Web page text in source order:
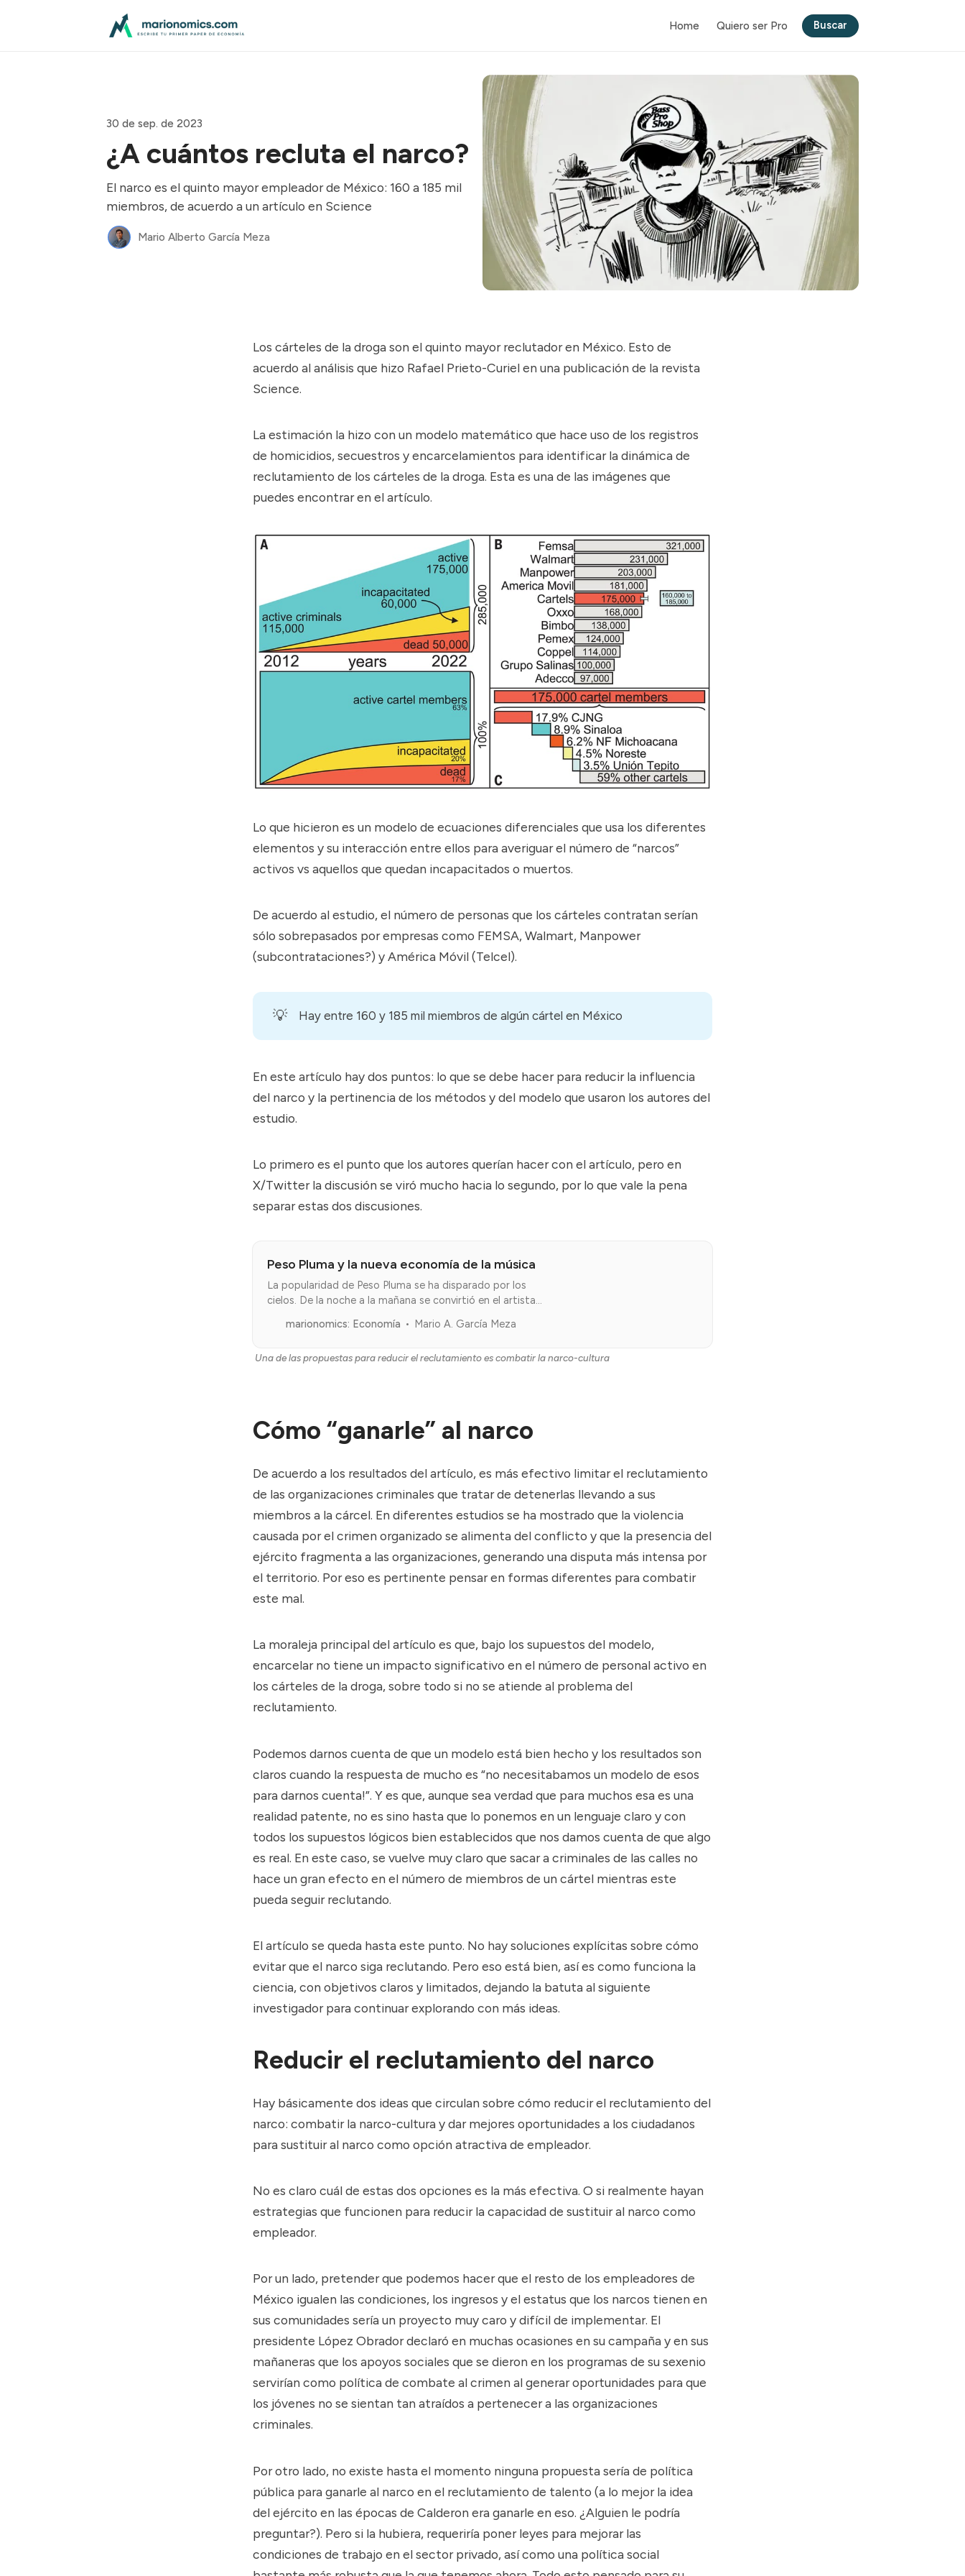
Home Quiero ser Pro Buscar
30 de sep. de 2023
¿A cuántos recluta el narco?
El narco es el quinto mayor empleador de México: 160 a 185 mil
miembros, de acuerdo a un artículo en Science
Mario Alberto García Meza
Los cárteles de la droga son el quinto mayor reclutador en México. Esto de
acuerdo alanálisis que hizo Rafael Prieto-Curielen una publicación de la revista
Science.
La estimación la hizo con un modelo matemático que hace uso de los registros
de homicidios, secuestros y encarcelamientos para identificar la dinámica de
reclutamiento de los cárteles de la droga. Esta es una de las imágenes que
puedes encontrar en el artículo.
Lo que hicieron es un modelo de ecuaciones diferenciales que usa los diferentes
elementos y su interacción entre ellos para averiguar el número de “narcos”
activos vs aquellos que quedan incapacitados o muertos.
De acuerdo al estudio, el número de personas que los cárteles contratan serían
sólo sobrepasados por empresas como FEMSA, Walmart, Manpower
(subcontrataciones?) y América Móvil (Telcel).
💡 Hay entre 160 y 185 mil miembros de algún cártel en México
En este artículo hay dos puntos: lo que se debe hacer para reducir la influencia
del narco y la pertinencia de los métodos y del modelo que usaron los autores del
estudio.
Lo primero es el punto que los autores querían hacer con el artículo, pero en
X/Twitter la discusión se viró mucho hacia lo segundo, por lo que vale la pena
separar estas dos discusiones.
Peso Pluma y la nueva economía de la música
La popularidad de Peso Pluma se ha disparado por los
cielos. De la noche a la mañana se convirtió en el artista
rápidamente a Bad Bunny. ¿Cuál es el secreto de su
recientes en la forma en
marionomics: Economía Mario A. García Meza
Una de las propuestas para reducir el reclutamiento es combatir la narco-cultura
Cómo “ganarle” al narco
De acuerdo a los resultados del artículo, es más efectivo limitar el reclutamiento
de las organizaciones criminales que tratar de detenerlas llevando a sus
miembros a la cárcel. En diferentes estudios se ha mostrado que la violencia
causada por el crimen organizado se alimenta del conflicto y que la presencia del
ejército fragmenta a las organizaciones, generando una disputa más intensa por
el territorio. Por eso es pertinente pensar en formas diferentes para combatir
este mal.
La moraleja principal del artículo es que, bajo los supuestos del modelo,
encarcelar no tiene un impacto significativo en el número de personal activo en
los cárteles de la droga, sobre todo si no se atiende al problema del
reclutamiento.
Podemos darnos cuenta de que un modelo está bien hecho y los resultados son
claros cuando la respuesta de mucho es “no necesitabamos un modelo de esos
para darnos cuenta!”. Y es que, aunque sea verdad que para muchos esa es una
realidad patente, no es sino hasta que lo ponemos en un lenguaje claro y con
todos los supuestos lógicos bien establecidos que nos damos cuenta de que algo
es real. En este caso, se vuelve muy claro que sacar a criminales de las calles no
hace un gran efecto en el número de miembros de un cártel mientras este
pueda seguir reclutando.
El artículo se queda hasta este punto. No hay soluciones explícitas sobre cómo
evitar que el narco siga reclutando. Pero eso está bien, así es como funciona la
ciencia, con objetivos claros y limitados, dejando la batuta al siguiente
investigador para continuar explorando con más ideas.
Reducir el reclutamiento del narco
Hay básicamente dos ideas que circulan sobre cómo reducir el reclutamiento del
narco: combatir la narco-cultura y dar mejores oportunidades a los ciudadanos
para sustituir al narco como opción atractiva de empleador.
No es claro cuál de estas dos opciones es la más efectiva. O si realmente hayan
estrategias que funcionen para reducir la capacidad de sustituir al narco como
empleador.
Por un lado, pretender que podemos hacer que el resto de los empleadores de
México igualen las condiciones, los ingresos y el estatus que los narcos tienen en
sus comunidades sería un proyecto muy caro y difícil de implementar. El
presidente López Obrador declaró en muchas ocasiones en su campaña y en sus
mañaneras que los apoyos sociales que se dieron en los programas de su sexenio
servirían como política de combate al crimen al generar oportunidades para que
los jóvenes no se sientan tan atraídos a pertenecer a las organizaciones
criminales.
Por otro lado, no existe hasta el momento ninguna propuesta sería de política
pública para ganarle al narco en el reclutamiento de talento (a lo mejor la idea
del ejército en las épocas de Calderon era ganarle en eso. ¿Alguien le podría
preguntar?). Pero si la hubiera, requeriría poner leyes para mejorar las
condiciones de trabajo en el sector privado, así como una política social